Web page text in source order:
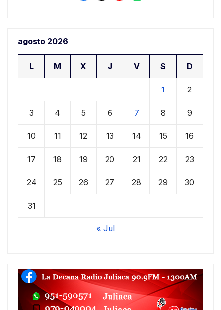
agosto 2026
L M X J V S D
1 2
3 4 5 6 7 8 9
10 11 12 13 14 15 16
17 18 19 20 21 22 23
24 25 26 27 28 29 30
31
« Jul